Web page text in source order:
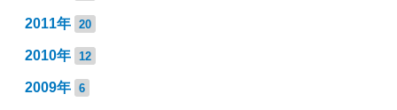
2011年 20
2010年 12
2009年 6